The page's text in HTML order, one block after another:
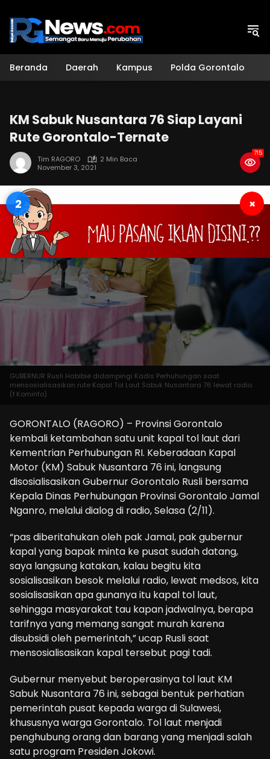
konten
Beranda Daerah Kampus Polda Gorontalo
KM Sabuk Nusantara 76 Siap Layani
Rute Gorontalo-Ternate
Tim RAGORO
2 Min Baca
November 3, 2021
715
1 ×
GUBERNUR Rusli Habibie didampingi Kadis Perhuhungan saat
mensosialisasikan rute Kapal Tol Laut Sabuk Nusantara 76 lewat radio.
(f.Kominfo).
GORONTALO (RAGORO) – Provinsi Gorontalo
kembali ketambahan satu unit kapal tol laut dari
Kementrian Perhubungan RI. Keberadaan Kapal
Motor (KM) Sabuk Nusantara 76 ini, langsung
disosialisasikan Gubernur Gorontalo Rusli bersama
Kepala Dinas Perhubungan Provinsi Gorontalo Jamal
Nganro, melalui dialog di radio, Selasa (2/11).
“pas diberitahukan oleh pak Jamal, pak gubernur
kapal yang bapak minta ke pusat sudah datang,
saya langsung katakan, kalau begitu kita
sosialisasikan besok melalui radio, lewat medsos, kita
sosialisasikan apa gunanya itu kapal tol laut,
sehingga masyarakat tau kapan jadwalnya, berapa
tarifnya yang memang sangat murah karena
disubsidi oleh pemerintah,” ucap Rusli saat
mensosialisasikan kapal tersebut pagi tadi.
Gubernur menyebut beroperasinya tol laut KM
Sabuk Nusantara 76 ini, sebagai bentuk perhatian
pemerintah pusat kepada warga di Sulawesi,
khususnya warga Gorontalo. Tol laut menjadi
penghubung orang dan barang yang menjadi salah
satu program Presiden Jokowi.